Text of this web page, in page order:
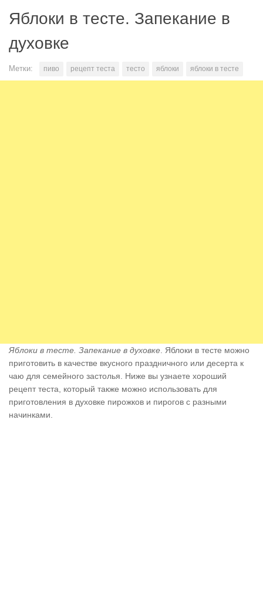
Яблоки в тесте. Запекание в
духовке
Метки: пиво рецепт теста тесто яблоки яблоки в тесте
Яблоки в тесте. Запекание в духовке . Яблоки в тесте можно
приготовить в качестве вкусного праздничного или десерта к
чаю для семейного застолья. Ниже вы узнаете хороший
рецепт теста, который также можно использовать для
приготовления в духовке пирожков и пирогов с разными
начинками.